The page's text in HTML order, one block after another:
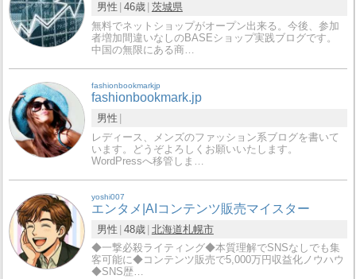
男性 46歳 茨城県
無料でネットショップがオープン出来る。今後、参加
者増加間違いなしのBASEショップ実践ブログです。
中国の無限にある商…
fashionbookmarkjp
fashionbookmark.jp
男性
レディース、メンズのファッション系ブログを書いて
います。どうぞよろしくお願いいたします。
WordPressへ移管しま…
yoshi007
エンタメ|AIコンテンツ販売マイスター
男性 48歳 北海道札幌市
◆一撃必殺ライティング◆本質理解でSNSなしでも集
客可能に◆コンテンツ販売で5,000万円収益化ノウハウ
◆SNS歴…